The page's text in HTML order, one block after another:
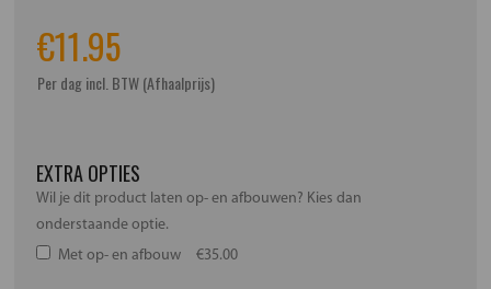
€11.95
Per dag incl. BTW (Afhaalprijs)
EXTRA OPTIES
Wil je dit product laten op- en afbouwen? Kies dan
onderstaande optie.
Met op- en afbouw
€35.00